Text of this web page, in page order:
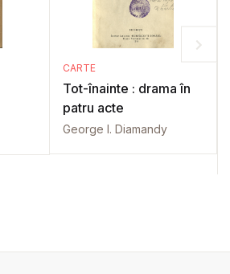
CARTE
Tot-înainte : drama în
patru acte
George I. Diamandy